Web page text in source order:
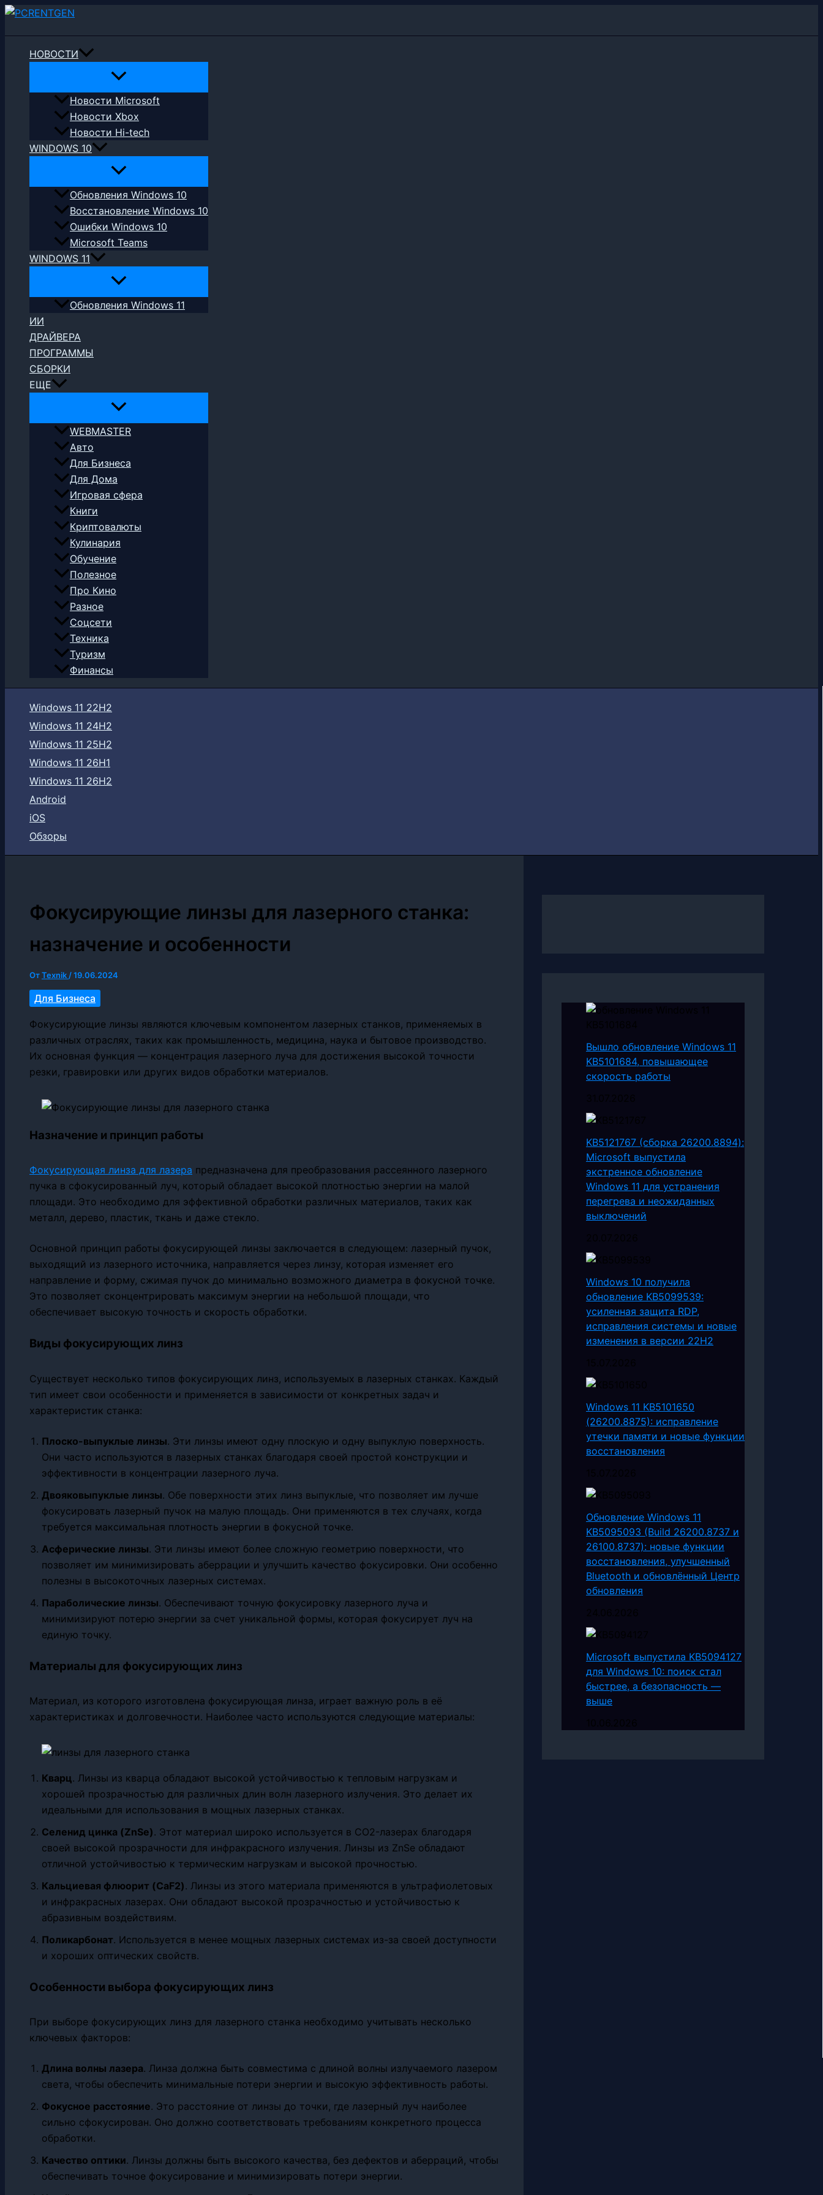
Перейти
НОВОСТИ
Новости Microsoft
Новости Xbox
Новости Hi-tech
WINDOWS 10
Обновления Windows 10
Восстановление Windows 10
Ошибки Windows 10
Microsoft Teams
WINDOWS 11
Обновления Windows 11
ИИ
ДРАЙВЕРА
ПРОГРАММЫ
СБОРКИ
ЕЩЕ
WEBMASTER
Авто
Для Бизнеса
Для Дома
Игровая сфера
Книги
Криптовалюты
Кулинария
Обучение
Полезное
Про Кино
Разное
Соцсети
Техника
Туризм
Финансы
Windows 11 22H2
Windows 11 24H2
Windows 11 25H2
Windows 11 26H1
Windows 11 26H2
Android
iOS
Обзоры
Фокусирующие линзы для лазерного станка:
назначение и особенности
ОтTexnik /19.06.2024
Для Бизнеса
Фокусирующие линзы являются ключевым компонентом лазерных станков, применяемых в
различных отраслях, таких как промышленность, медицина, наука и бытовое производство.
Их основная функция — концентрация лазерного луча для достижения высокой точности
резки, гравировки или других видов обработки материалов.
Назначение и принцип работы
Фокусирующая линза для лазера предназначена для преобразования рассеянного лазерного
пучка в сфокусированный луч, который обладает высокой плотностью энергии на малой
площади. Это необходимо для эффективной обработки различных материалов, таких как
металл, дерево, пластик, ткань и даже стекло.
Основной принцип работы фокусирующей линзы заключается в следующем: лазерный пучок,
выходящий из лазерного источника, направляется через линзу, которая изменяет его
направление и форму, сжимая пучок до минимально возможного диаметра в фокусной точке.
Это позволяет сконцентрировать максимум энергии на небольшой площади, что
обеспечивает высокую точность и скорость обработки.
Виды фокусирующих линз
Существует несколько типов фокусирующих линз, используемых в лазерных станках. Каждый
тип имеет свои особенности и применяется в зависимости от конкретных задач и
характеристик станка:
Плоско-выпуклые линзы. Эти линзы имеют одну плоскую и одну выпуклую поверхность.
Они часто используются в лазерных станках благодаря своей простой конструкции и
эффективности в концентрации лазерного луча.
Двояковыпуклые линзы. Обе поверхности этих линз выпуклые, что позволяет им лучше
фокусировать лазерный пучок на малую площадь. Они применяются в тех случаях, когда
требуется максимальная плотность энергии в фокусной точке.
Асферические линзы. Эти линзы имеют более сложную геометрию поверхности, что
позволяет им минимизировать аберрации и улучшить качество фокусировки. Они особенно
полезны в высокоточных лазерных системах.
Параболические линзы. Обеспечивают точную фокусировку лазерного луча и
минимизируют потерю энергии за счет уникальной формы, которая фокусирует луч на
единую точку.
Материалы для фокусирующих линз
Материал, из которого изготовлена фокусирующая линза, играет важную роль в её
характеристиках и долговечности. Наиболее часто используются следующие материалы:
Кварц. Линзы из кварца обладают высокой устойчивостью к тепловым нагрузкам и
хорошей прозрачностью для различных длин волн лазерного излучения. Это делает их
идеальными для использования в мощных лазерных станках.
Селенид цинка (ZnSe). Этот материал широко используется в CO2-лазерах благодаря
своей высокой прозрачности для инфракрасного излучения. Линзы из ZnSe обладают
отличной устойчивостью к термическим нагрузкам и высокой прочностью.
Кальциевая флюорит (CaF2). Линзы из этого материала применяются в ультрафиолетовых
и инфракрасных лазерах. Они обладают высокой прозрачностью и устойчивостью к
абразивным воздействиям.
Поликарбонат. Используется в менее мощных лазерных системах из-за своей доступности
и хороших оптических свойств.
Особенности выбора фокусирующих линз
При выборе фокусирующих линз для лазерного станка необходимо учитывать несколько
ключевых факторов:
Длина волны лазера. Линза должна быть совместима с длиной волны излучаемого лазером
света, чтобы обеспечить минимальные потери энергии и высокую эффективность работы.
Фокусное расстояние. Это расстояние от линзы до точки, где лазерный луч наиболее
сильно сфокусирован. Оно должно соответствовать требованиям конкретного процесса
обработки.
Качество оптики. Линзы должны быть высокого качества, без дефектов и аберраций, чтобы
обеспечивать точное фокусирование и минимизировать потери энергии.
Вышло обновление Windows 11
KB5101684, повышающее
скорость работы
KB5121767 (сборка 26200.8894):
Microsoft выпустила
экстренное обновление
Windows 11 для устранения
перегрева и неожиданных
выключений
Windows 10 получила
обновление KB5099539:
усиленная защита RDP,
исправления системы и новые
изменения в версии 22H2
Windows 11 KB5101650
(26200.8875): исправление
утечки памяти и новые функции
восстановления
Обновление Windows 11
KB5095093 (Build 26200.8737 и
26100.8737): новые функции
восстановления, улучшенный
Bluetooth и обновлённый Центр
обновления
Microsoft выпустила KB5094127
для Windows 10: поиск стал
быстрее, а безопасность —
выше